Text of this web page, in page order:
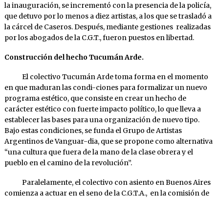
la inauguración, se incrementó con la presencia de la policía,
que detuvo por lo menos a diez artistas, a los que se trasladó a
la cárcel de Caseros. Después, mediante gestiones realizadas
por los abogados de la C.G.T., fueron puestos en libertad.
Construcción del hecho Tucumán Arde.
El colectivo Tucumán Arde toma forma en el momento
en que maduran las condi-ciones para formalizar un nuevo
programa estético, que consiste en crear un hecho de
carácter estético con fuerte impacto político, lo que lleva a
establecer las bases para una organización de nuevo tipo.
Bajo estas condiciones, se funda el Grupo de Artistas
Argentinos de Vanguar-dia, que se propone como alternativa
“una cultura que fuera de la mano de la clase obrera y el
pueblo en el camino de la revolución”.
Paralelamente, el colectivo con asiento en Buenos Aires
comienza a actuar en el seno de la C.G.T.A., en la comisión de